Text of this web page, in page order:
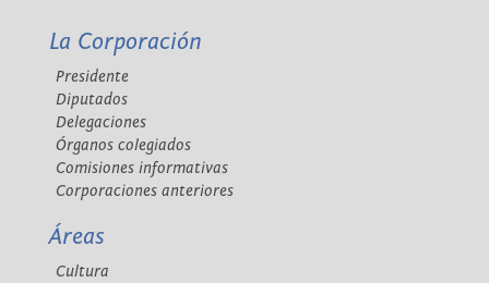
La Corporación
Presidente
Diputados
Delegaciones
Órganos colegiados
Comisiones informativas
Corporaciones anteriores
Áreas
Cultura